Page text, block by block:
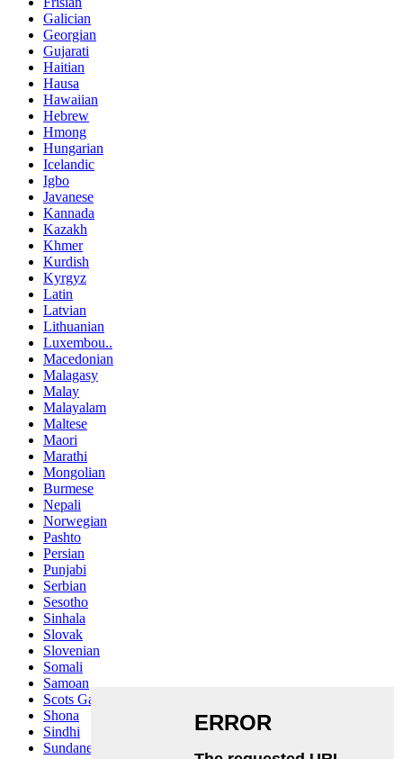
Galician
Georgian
Gujarati
Haitian
Hausa
Hawaiian
Hebrew
Hmong
Hungarian
Icelandic
Igbo
Javanese
Kannada
Kazakh
Khmer
Kurdish
Kyrgyz
Latin
Latvian
Lithuanian
Luxembou..
Macedonian
Malagasy
Malay
Malayalam
Maltese
Maori
Marathi
Mongolian
Burmese
Nepali
Norwegian
Pashto
Persian
Punjabi
Serbian
Sesotho
Sinhala
Slovak
Slovenian
Somali
Samoan
Scots Gaelic
Shona
Sindhi
Sundanese